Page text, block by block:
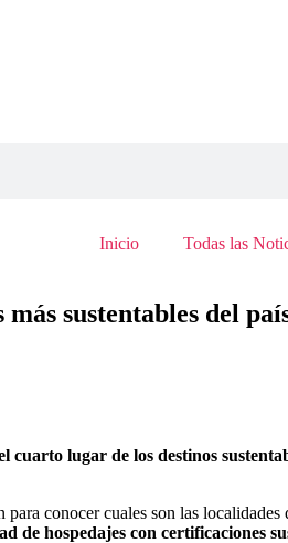
Inicio Todas las
sustentables del
cuarto lugar de los destinos
conocer cuales son las localidades
de hospedajes con certificaciones